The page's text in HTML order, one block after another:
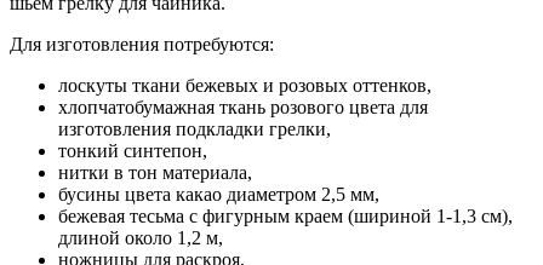
Для изготовления потребуются:
лоскуты ткани бежевых и розовых оттенков,
хлопчатобумажная ткань розового цвета для
изготовления подкладки грелки,
тонкий синтепон,
нитки в тон материала,
бусины цвета какао диаметром 2,5 мм,
бежевая тесьма с фигурным краем (шириной 1-1,3 см),
длиной около 1,2 м,
ножницы для раскроя,